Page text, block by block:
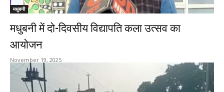
मधुबनी
मधुबनी में दो-दिवसीय विद्यापति कला उत्सव का
आयोजन
November 19, 2025